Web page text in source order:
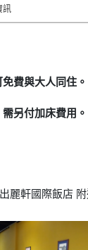
訊
費與大人同住。
另付加床費用。
麗軒國際飯店